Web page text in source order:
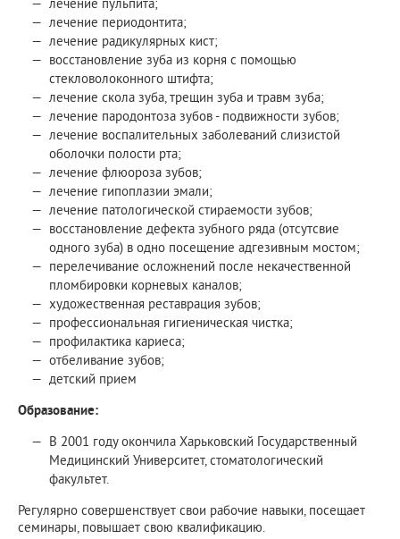
лечение периодонтита;
лечение радикулярных кист;
восстановление зуба из корня с помощью
стекловолоконного штифта;
лечение скола зуба, трещин зуба и травм зуба;
лечение пародонтоза зубов - подвижности зубов;
лечение воспалительных заболеваний слизистой
оболочки полости рта;
лечение флюороза зубов;
лечение гипоплазии эмали;
лечение патологической стираемости зубов;
восстановление дефекта зубного ряда (отсутсвие
одного зуба) в одно посещение адгезивным мостом;
перелечивание осложнений после некачественной
пломбировки корневых каналов;
художественная реставрация зубов;
профессиональная гигиеническая чистка;
профилактика кариеса;
отбеливание зубов;
детский прием
Образование:
В 2001 году окончила Харьковский Государственный
Медицинский Университет, стоматологический
факультет.
Регулярно совершенствует свои рабочие навыки, посещает
семинары, повышает свою квалификацию.